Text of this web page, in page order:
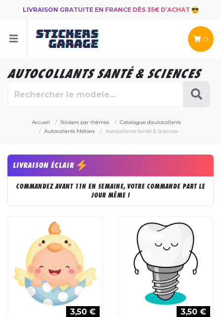
LIVRAISON GRATUITE EN FRANCE DÈS 35€ D’ACHAT
0
AUTOCOLLANTS SANTÉ & SCIENCES
Accueil Stickers par thèmes
Catalogue d'autocollants
Autocollants Métiers
Autocollants Santé & Sciences
LIVRAISON ÉCLAIR
COMMANDEZ AVANT 11H EN SEMAINE, VOTRE COMMANDE PART LE
JOUR MÊME !
3,50 € 3,50 €